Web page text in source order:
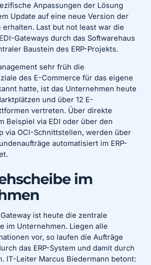
Anpassungen der Lösung
Update auf eine neue Version der
erhalten. Last but not least war die
Gateways durch das Softwarehaus
Baustein des ERP-Projekts.
sehr früh die
des E-Commerce für das eigene
hatte, ist das Unternehmen heute
und über 12 E-
vertreten. Über direkte
Beispiel via EDI oder über den
via OCI-Schnittstellen, werden über
automatisiert im ERP-
im
ist heute die zentrale
im Unternehmen. Liegen alle
vor, so laufen die Aufträge
das ERP-System und damit durch
IT-Leiter Marcus Biedermann betont: